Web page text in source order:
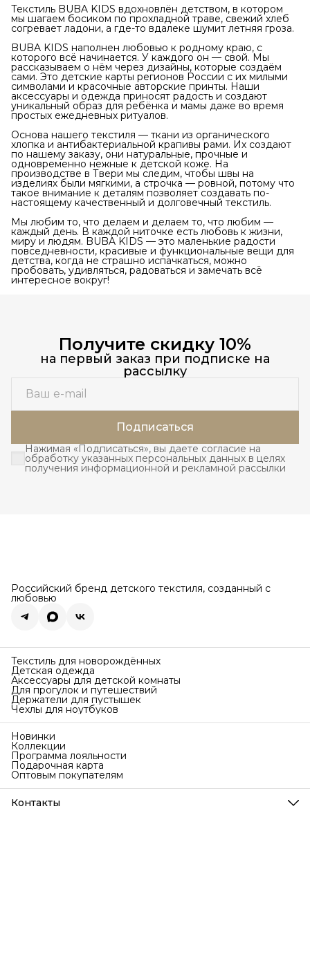
Текстиль BUBA KIDS вдохновлён детством, в котором
мы шагаем босиком по прохладной траве, свежий хлеб
согревает ладони, а где-то вдалеке шумит летняя гроза.
BUBA KIDS наполнен любовью к родному краю, с
которого всё начинается. У каждого он — свой. Мы
рассказываем о нём через дизайны, которые создаём
сами. Это детские карты регионов России с их милыми
символами и красочные авторские принты. Наши
аксессуары и одежда приносят радость и создают
уникальный образ для ребёнка и мамы даже во время
простых ежедневных ритуалов.
Основа нашего текстиля — ткани из органического
хлопка и антибактериальной крапивы рами. Их создают
по нашему заказу, они натуральные, прочные и
одновременно нежные к детской коже. На
производстве в Твери мы следим, чтобы швы на
изделиях были мягкими, а строчка — ровной, потому что
такое внимание к деталям позволяет создавать по-
настоящему качественный и долговечный текстиль.
Мы любим то, что делаем и делаем то, что любим —
каждый день. В каждой ниточке есть любовь к жизни,
миру и людям. BUBA KIDS — это маленькие радости
повседневности, красивые и функциональные вещи для
детства, когда не страшно испачкаться, можно
пробовать, удивляться, радоваться и замечать всё
интересное вокруг!
Получите скидку 10%
на первый заказ при подписке на
рассылку
Подписаться
Нажимая «Подписаться», вы даете согласие на
обработку указанных персональных данных в целях
получения информационной и рекламной рассылки
Российский бренд детского текстиля, созданный с
любовью
Текстиль для новорождённых
Детская одежда
Аксессуары для детской комнаты
Для прогулок и путешествий
Держатели для пустышек
Чехлы для ноутбуков
Новинки
Коллекции
Программа лояльности
Подарочная карта
Оптовым покупателям
Контакты